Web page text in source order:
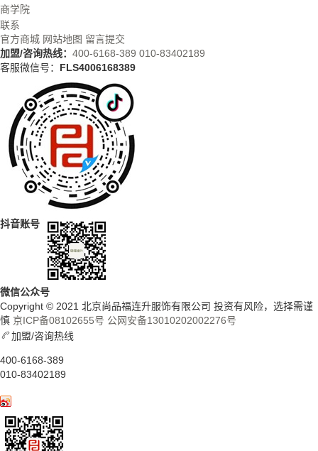
商学院
联系
官方商城 网站地图 留言提交
加盟/咨询热线： 400-6168-389 010-83402189
客服微信号： FLS4006168389
抖音账号
微信公众号
Copyright © 2021 北京尚品福连升服饰有限公司 投资有风险，选择需谨
慎 京ICP备08102655号 公网安备13010202002276号
加盟/咨询热线
400-6168-389
010-83402189